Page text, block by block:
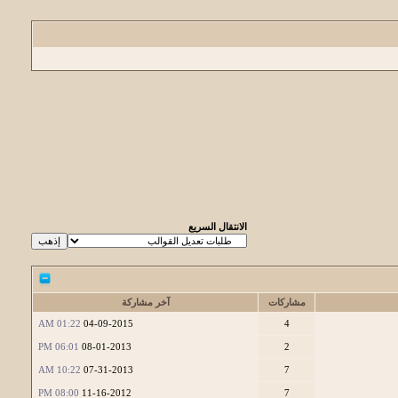
الانتقال السريع
مشاركات
آخر مشاركة
4
04-09-2015
01:22 AM
2
08-01-2013
06:01 PM
7
07-31-2013
10:22 AM
7
11-16-2012
08:00 PM